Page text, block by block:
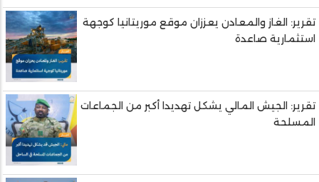
تقرير: الغاز والمعادن يعززان موقع موريتانيا كوجهة
استثمارية صاعدة
تقرير: الجيش المالي يشكل تهديدا أكبر من الجماعات
المسلحة